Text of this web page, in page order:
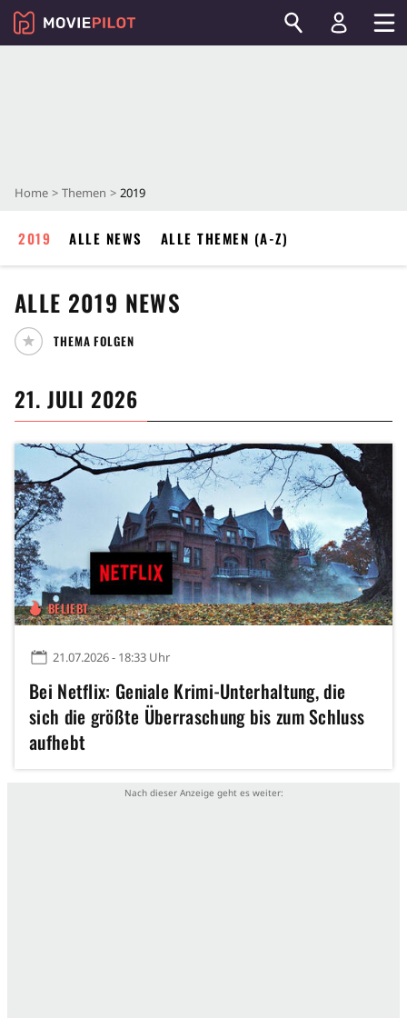
Home Themen 2019
2019 ALLE NEWS ALLE THEMEN (A-Z)
ALLE 2019 NEWS
THEMA FOLGEN
21. JULI 2026
BELIEBT
21.07.2026 - 18:33 Uhr
Bei Netflix: Geniale Krimi-Unterhaltung, die
sich die größte Überraschung bis zum Schluss
aufhebt